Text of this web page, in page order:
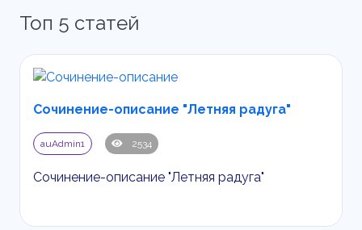
Топ 5 статей
Сочинение-описание "Летняя радуга"
auAdmin1 2534
Сочинение-описание "Летняя радуга"